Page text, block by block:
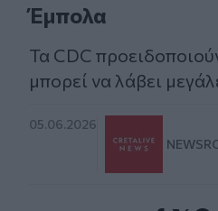
Έμπολα
Τα CDC
μπορεί να λάβει
05.06.2026